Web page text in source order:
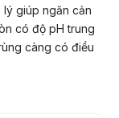
lý giúp ngăn cản
có độ pH trung
càng có điều